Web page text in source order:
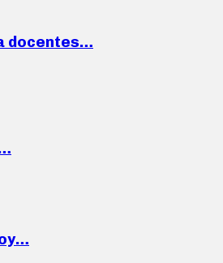
docentes…